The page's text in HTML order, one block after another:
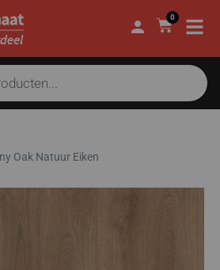
0
Oak Natuur Eiken